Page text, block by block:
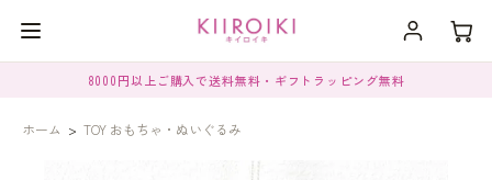
8000円以上ご購入で送料無料・ギフトラッピング無料
ホーム > TOY おもちゃ・ぬいぐるみ